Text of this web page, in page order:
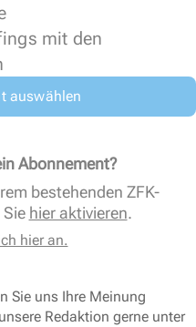
mit den
auswählen
Abonnement?
bestehenden ZFK-
hier aktivieren.
hier an.
Sie uns Ihre Meinung
Redaktion gerne unter